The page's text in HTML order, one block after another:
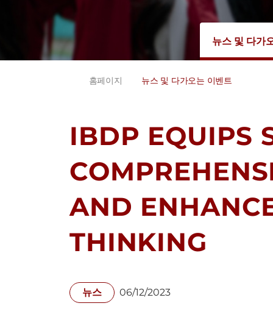
뉴스 및 다가
홈페이지 뉴스 및 다가오는 이벤트
IBDP EQUIPS
AND
THINKING
뉴스 06/12/2023